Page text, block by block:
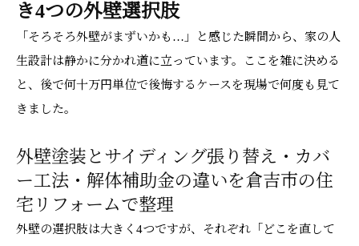
き4つの外壁選択肢
「そろそろ外壁がまずいかも…」と感じた瞬間から、家の人
生設計は静かに分かれ道に立っています。ここを雑に決める
と、後で何十万円単位で後悔するケースを現場で何度も見て
きました。
外壁塗装とサイディング張り替え・カバ
ー工法・解体補助金の違いを倉吉市の住
宅リフォームで整理
外壁の選択肢は大きく4つですが、それぞれ「どこを直して